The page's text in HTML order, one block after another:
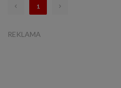
1
REKLAMA